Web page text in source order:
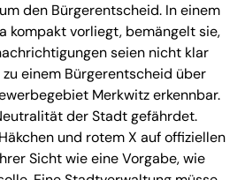
den Bürgerentscheid. In einem
kompakt vorliegt, bemängelt sie,
seien nicht klar
einem Bürgerentscheid über
Merkwitz erkennbar.
der Stadt gefährdet.
und rotem X auf offiziellen
Sicht wie eine Vorgabe, wie